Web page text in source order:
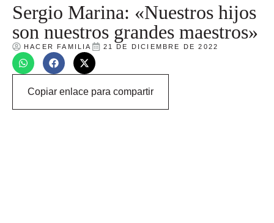
Sergio Marina: «Nuestros hijos
son nuestros grandes maestros»
HACER FAMILIA 21 DE DICIEMBRE DE 2022
Copiar enlace para compartir